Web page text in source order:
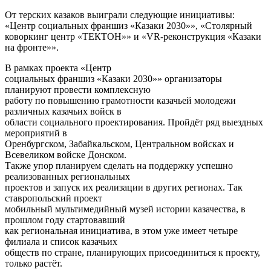
От терских казаков выиграли следующие инициативы:
«Центр социальных франшиз «Казаки 2030»», «Столярный
коворкинг центр «ТЕКТОН»» и «VR-реконструкция «Казаки
на фронте»».
В рамках проекта «Центр
социальных франшиз «Казаки 2030»» организаторы
планируют провести комплексную
работу по повышению грамотности казачьей молодежи
различных казачьих войск в
области социального проектирования. Пройдёт ряд выездных
мероприятий в
Оренбургском, Забайкальском, Центральном войсках и
Всевеликом войске Донском.
Также упор планируем сделать на поддержку успешно
реализованных региональных
проектов и запуск их реализации в других регионах. Так
ставропольский проект
мобильный мультимедийный музей истории казачества, в
прошлом году стартовавший
как региональная инициатива, в этом уже имеет четыре
филиала и список казачьих
обществ по стране, планирующих присоединиться к проекту,
только растёт.